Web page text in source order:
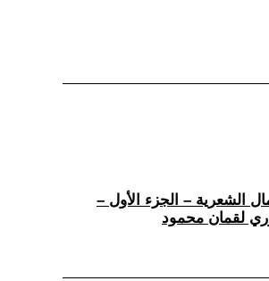
الشعرية – الجزء الأول –
لقمان محمود